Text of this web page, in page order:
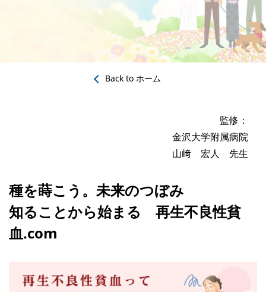
Back to ホーム
監修：
金沢大学附属病院
山﨑 宏人 先生
種を蒔こう。未来のつぼみ
知ることから始まる 再生不良性貧
血.com